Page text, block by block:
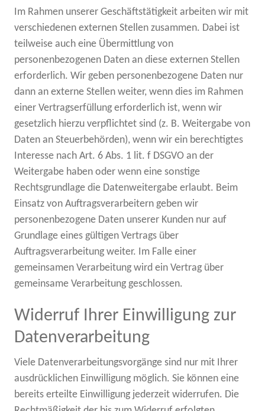
Im Rahmen unserer Geschäftstätigkeit arbeiten wir mit
verschiedenen externen Stellen zusammen. Dabei ist
teilweise auch eine Übermittlung von
personenbezogenen Daten an diese externen Stellen
erforderlich. Wir geben personenbezogene Daten nur
dann an externe Stellen weiter, wenn dies im Rahmen
einer Vertragserfüllung erforderlich ist, wenn wir
gesetzlich hierzu verpflichtet sind (z. B. Weitergabe von
Daten an Steuerbehörden), wenn wir ein berechtigtes
Interesse nach Art. 6 Abs. 1 lit. f DSGVO an der
Weitergabe haben oder wenn eine sonstige
Rechtsgrundlage die Datenweitergabe erlaubt. Beim
Einsatz von Auftragsverarbeitern geben wir
personenbezogene Daten unserer Kunden nur auf
Grundlage eines gültigen Vertrags über
Auftragsverarbeitung weiter. Im Falle einer
gemeinsamen Verarbeitung wird ein Vertrag über
gemeinsame Verarbeitung geschlossen.
Widerruf Ihrer Einwilligung zur
Datenverarbeitung
Viele Datenverarbeitungsvorgänge sind nur mit Ihrer
ausdrücklichen Einwilligung möglich. Sie können eine
bereits erteilte Einwilligung jederzeit widerrufen. Die